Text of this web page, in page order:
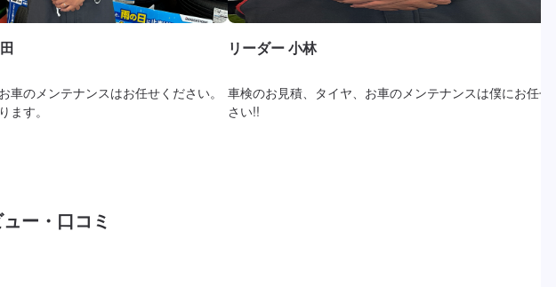
車のメンテナンスはお任せください。
ます。
リーダー 小林
車検のお見積、タイヤ、お車のメンテナンスは僕にお任せ下
さい!!
ー・口コミ